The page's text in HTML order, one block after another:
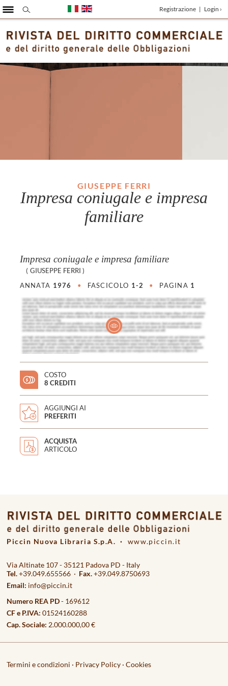
GIUSEPPE FERRI
Impresa coniugale e impresa
familiare
Impresa coniugale e impresa familiare
( GIUSEPPE FERRI )
ANNATA 1976 • FASCICOLO 1-2 • PAGINA 1
COSTO
8 CREDITI
AGGIUNGI AI
PREFERITI
ACQUISTA
ARTICOLO
Registrazione | Login ›
Piccin Nuova Libraria S.p.A. · www.piccin.it
Via Altinate 107 - 35121 Padova PD - Italy
Tel.+39.049.655566 · Fax.+39.049.8750693
Email: info@piccin.it
Numero REA PD- 169612
CF e P.IVA: 01524160288
Cap. Sociale: 2.000.000,00 €
Termini e condizioni · Privacy Policy ·Cookies